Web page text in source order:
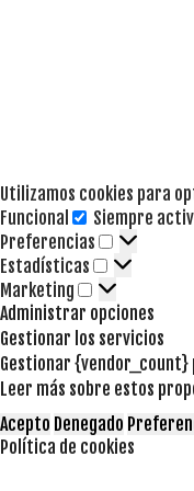
Utilizamos cookies para
Funcional
Funcional
Siempre
Preferencias
Estadísticas Estadísticas
Marketing Marketing
Administrar opciones
Gestionar los servicios
Gestionar {vendor_count}
Leer más sobre estos
Acepto Denegado
Política de cookies